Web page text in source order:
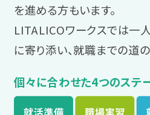
を進める方もいます。
LITALICOワークスでは一
に寄り添い、就職までの道
個々に合わせた4つのステ